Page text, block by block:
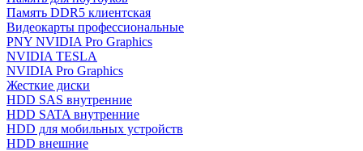
Память DDR5 клиентская
Видеокарты профессиональные
PNY NVIDIA Pro Graphics
NVIDIA TESLA
NVIDIA Pro Graphics
Жесткие диски
HDD SAS внутренние
HDD SATA внутренние
HDD для мобильных устройств
HDD внешние